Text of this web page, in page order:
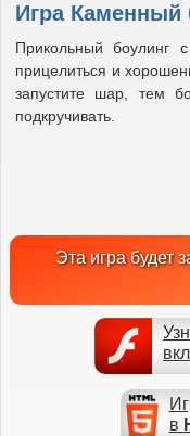
Игра Каменный
Прикольный боулинг
прицелиться и
запустите шар, тем
подкручивать.
Эта игра будет
в